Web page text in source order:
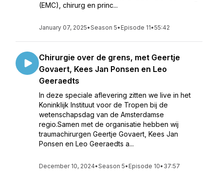
(EMC), chirurg en princ...
January 07, 2025•Season 5• Episode 11•55:42
Chirurgie over de grens, met Geertje
Govaert, Kees Jan Ponsen en Leo
Geeraedts
In deze speciale aflevering zitten we live in het
Koninklijk Instituut voor de Tropen bij de
wetenschapsdag van de Amsterdamse
regio.Samen met de organisatie hebben wij
traumachirurgen Geertje Govaert, Kees Jan
Ponsen en Leo Geeraedts a...
December 10, 2024•Season 5• Episode 10• 37:57